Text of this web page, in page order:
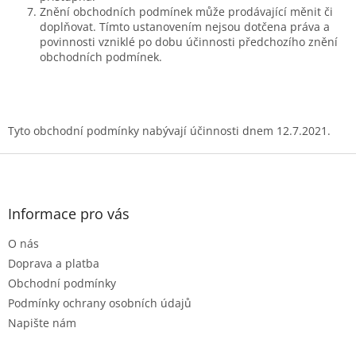
Znění obchodních podmínek může prodávající měnit či
doplňovat. Tímto ustanovením nejsou dotčena práva a
povinnosti vzniklé po dobu účinnosti předchozího znění
obchodních podmínek.
Tyto obchodní podmínky nabývají účinnosti dnem 12.7.2021.
Z
Informace pro vás
O nás
Doprava a platba
Obchodní podmínky
Podmínky ochrany osobních údajů
Napište nám